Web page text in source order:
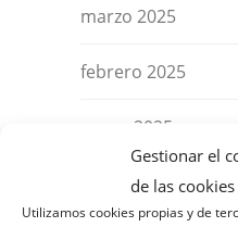
Gestionar el
de las cookies
Utilizamos cookies propias y de
marzo 2025
febrero 2025
enero 2025
diciembre 2024